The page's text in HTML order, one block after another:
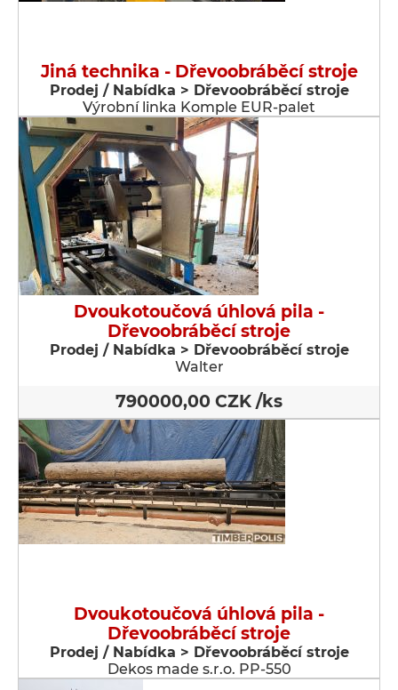
Jiná technika - Dřevoobráběcí stroje
Prodej / Nabídka > Dřevoobráběcí stroje
Výrobní linka Komple EUR-palet
Dvoukotoučová úhlová pila -
Dřevoobráběcí stroje
Prodej / Nabídka > Dřevoobráběcí stroje
Walter
790000,00 CZK /ks
Dvoukotoučová úhlová pila -
Dřevoobráběcí stroje
Prodej / Nabídka > Dřevoobráběcí stroje
Dekos made s.r.o. PP-550